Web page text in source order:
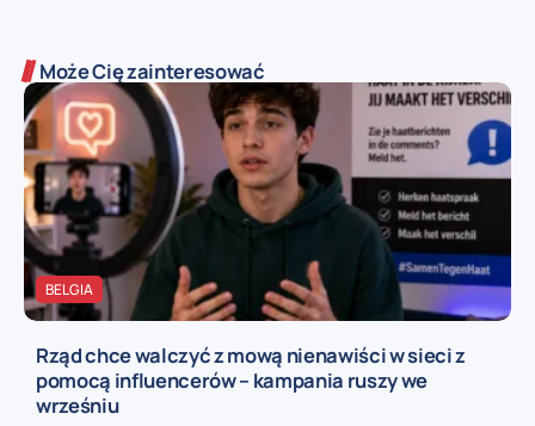
Może Cię zainteresować
BELGIA
Rząd chce walczyć z mową nienawiści w sieci z
pomocą influencerów – kampania ruszy we
wrześniu